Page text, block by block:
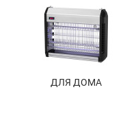
ДЛЯ ДОМА